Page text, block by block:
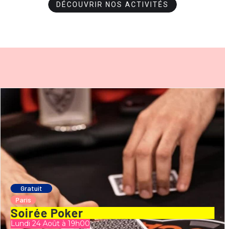
DÉCOUVRIR NOS ACTIVITÉS
Gratuit
Paris
Soirée Poker
Lundi 24 Août à 19h00